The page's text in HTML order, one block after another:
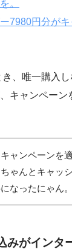
。
7980円分が
、唯一購入
キャンペーン
ャンペーンを
ゃんとキャッ
なったにゃん。
みがインタ